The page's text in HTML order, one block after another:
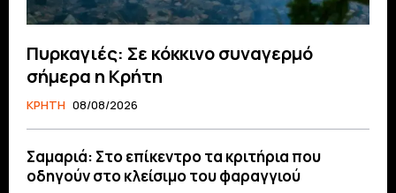
Πυρκαγιές: Σε κόκκινο συναγερμό
σήμερα η Κρήτη
ΚΡΗΤΗ 08/08/2026
Σαμαριά: Στο επίκεντρο τα κριτήρια που
οδηγούν στο κλείσιμο του φαραγγιού